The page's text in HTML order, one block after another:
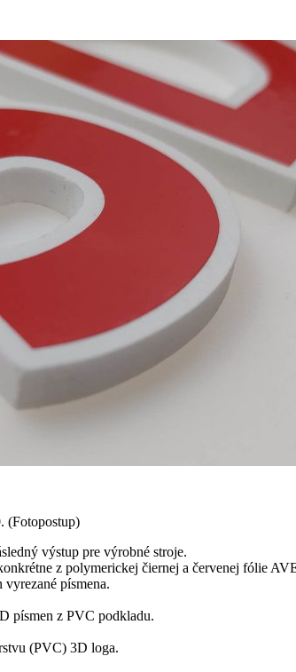
(Fotopostup)
výstup pre výrobné stroje.
z polymerickej čiernej a červenej fólie
písmena.
písmen z PVC podkladu.
(PVC) 3D loga.